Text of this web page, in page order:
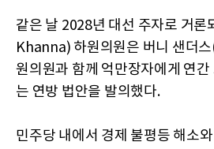
같은 날 2028년 대선 주자로 거론
Khanna) 하원의원은 버니 샌더
원의원과 함께 억만장자에게 연
는 연방 법안을 발의했다.
민주당 내에서 경제 불평등 해소